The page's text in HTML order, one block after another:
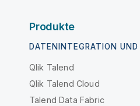
Produkte
DATENINTEGRATION
Qlik Talend
Qlik Talend Cloud
Talend Data Fabric